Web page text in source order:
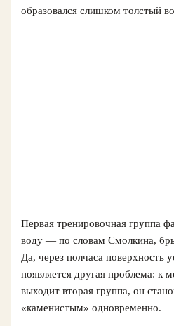
образовался слишком толстый
Первая тренировочная группа
воду — по словам Смолкина,
Да, через полчаса поверхность
появляется другая проблема: к
выходит вторая группа, он
«каменистым» одновременно.